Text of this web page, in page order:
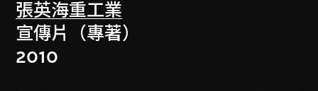
張英海重工業
宣傳片（專著）
2010